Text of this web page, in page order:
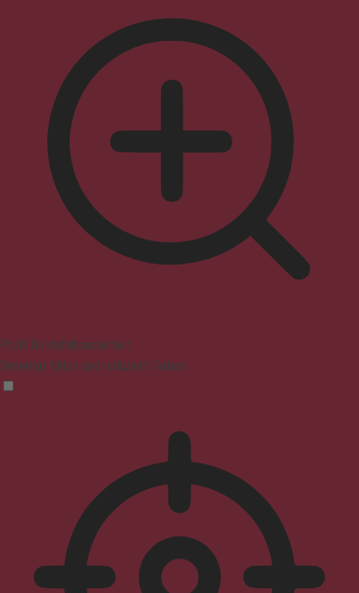
Profil für Anfallssicherheit
Beseitigt Blitze und reduziert Farben